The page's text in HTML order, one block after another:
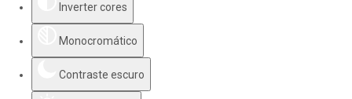
Inverter cores
Monocromático
Contraste escuro